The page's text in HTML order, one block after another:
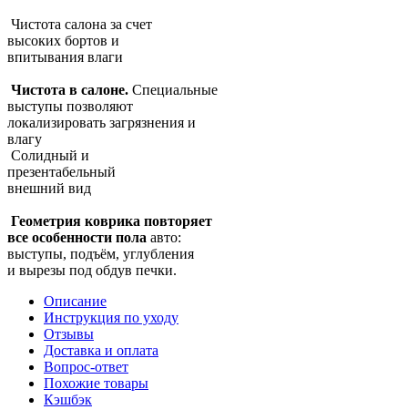
Чистота салона за счет
высоких бортов и
впитывания влаги
Чистота в салоне. Специальные
выступы позволяют
локализировать загрязнения и
влагу
Солидный и
презентабельный
внешний вид
Геометрия коврика повторяет
все особенности пола авто:
выступы, подъём, углубления
и вырезы под обдув печки.
Описание
Инструкция по уходу
Отзывы
Доставка и оплата
Вопрос-ответ
Похожие товары
Кэшбэк